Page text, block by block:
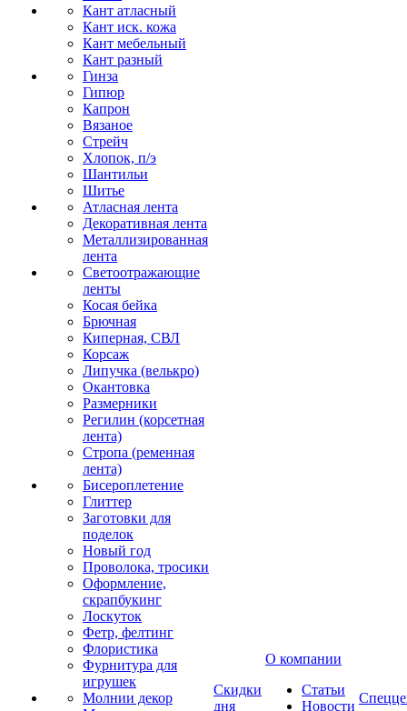
Кант атласный
Кант иск. кожа
Кант мебельный
Кант разный
Гинза
Гипюр
Капрон
Вязаное
Стрейч
Хлопок, п/э
Шантильи
Шитье
Атласная лента
Декоративная лента
Металлизированная
лента
Светоотражающие
ленты
Косая бейка
Брючная
Киперная, СВЛ
Корсаж
Липучка (велькро)
Окантовка
Размерники
Регилин (корсетная
лента)
Стропа (ременная
лента)
Бисероплетение
Глиттер
Заготовки для
поделок
Новый год
Проволока, тросики
Оформление,
скрапбукинг
Лоскуток
Фетр, фелтинг
Флористика
Фурнитура для
игрушек
Молнии декор
Скидки
дня
О компании
Статьи
Новости